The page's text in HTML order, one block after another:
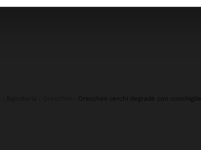
orecchini cerchi degradé con conchiglie